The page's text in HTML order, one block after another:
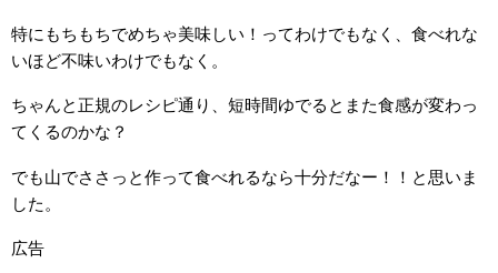
特にもちもちでめちゃ美味しい！ってわけでもなく、食べれな
いほど不味いわけでもなく。
ちゃんと正規のレシピ通り、短時間ゆでるとまた食感が変わっ
てくるのかな？
でも山でささっと作って食べれるなら十分だなー！！と思いま
した。
広告